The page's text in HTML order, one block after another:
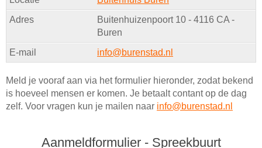
Adres
Buitenhuizenpoort 10 - 4116 CA -
Buren
E-mail
info@burenstad.nl
Meld je vooraf aan via het formulier hieronder, zodat bekend
is hoeveel mensen er komen. Je betaalt contant op de dag
zelf. Voor vragen kun je mailen naar info@burenstad.nl
Aanmeldformulier - Spreekbuurt